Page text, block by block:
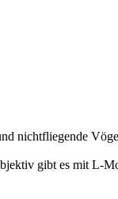
nichtfliegende
gibt es mit L-